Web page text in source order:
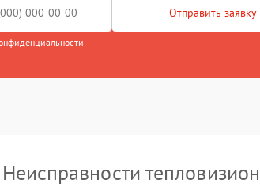
Отправить
Неисправности